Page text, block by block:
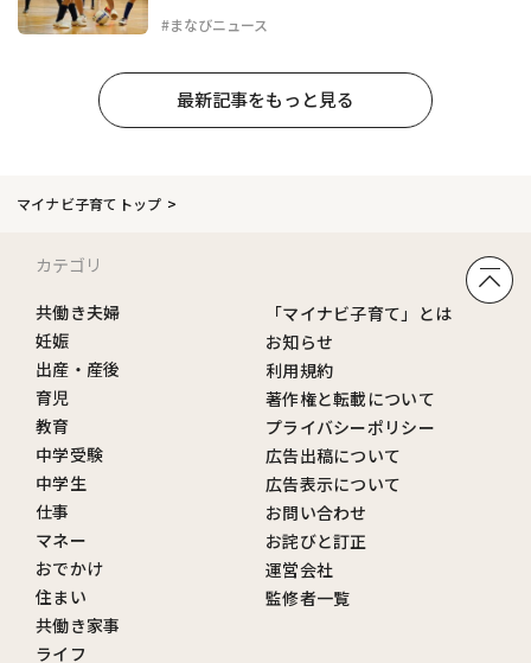
#まなびニュース
最新記事をもっと見る
マイナビ子育てトップ
カテゴリ
共働き夫婦
妊娠
出産・産後
育児
教育
中学受験
中学生
仕事
マネー
おでかけ
住まい
共働き家事
ライフ
「マイナビ子育て」とは
お知らせ
利用規約
著作権と転載について
プライバシーポリシー
広告出稿について
広告表示について
お問い合わせ
お詫びと訂正
運営会社
監修者一覧